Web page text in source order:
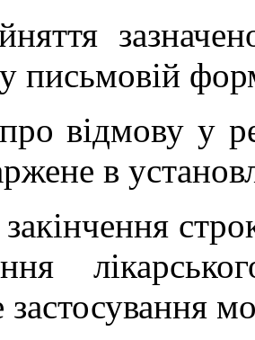
письмовій
відмову у
в